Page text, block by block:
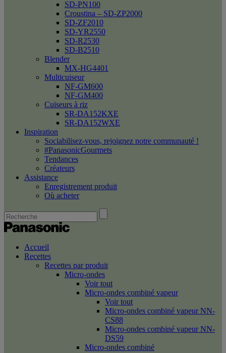
SD-PN100
Croustina – SD-ZP2000
SD-ZF2010
SD-YR2550
SD-R2530
SD-B2510
Blender
MX-HG4401
Multicuiseur
NF-GM600
NF-GM400
Cuiseurs à riz
SR-DA152KXE
SR-DA152WXE
Inspiration
Sociabilisez-vous, rejoignez notre communauté !
#PanasonicGourmets
Tendances
Créateurs
Assistance
Enregistrement produit
Où acheter
Accueil
Recettes
Recettes par produit
Micro-ondes
Voir tout
Micro-ondes combiné vapeur
Voir tout
Micro-ondes combiné vapeur NN-
CS88
Micro-ondes combiné vapeur NN-
DS59
Micro-ondes combiné